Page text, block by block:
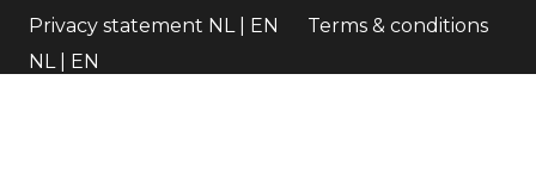
Privacy statement NL EN
Terms & conditions
NL
EN